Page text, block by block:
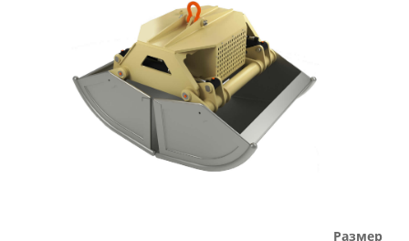
Размер